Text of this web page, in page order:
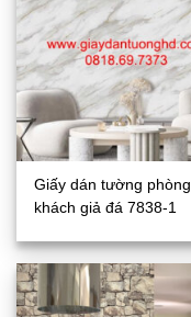
Giấy dán tường phòng
khách giả đá 7838-1